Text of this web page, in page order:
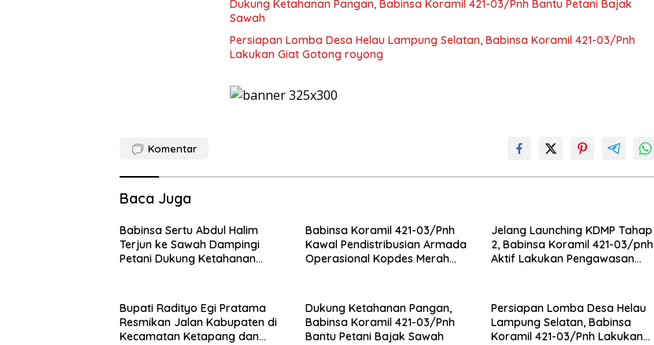
Dukung Ketahanan Pangan, Babinsa Koramil 421-03/Pnh Bantu Petani Bajak
Sawah
Persiapan Lomba Desa Helau Lampung Selatan, Babinsa Koramil 421-03/Pnh
Lakukan Giat Gotong royong
Komentar
Baca Juga
Babinsa Sertu Abdul Halim
Terjun ke Sawah Dampingi
Petani Dukung Ketahanan
Babinsa Koramil 421-03/Pnh
Kawal Pendistribusian Armada
Operasional Kopdes Merah
Jelang Launching KDMP Tahap
2, Babinsa Koramil 421-03/pnh
Aktif Lakukan Pengawasan
Bupati Radityo Egi Pratama
Resmikan Jalan Kabupaten di
Kecamatan Ketapang dan
Dukung Ketahanan Pangan,
Babinsa Koramil 421-03/Pnh
Bantu Petani Bajak Sawah
Persiapan Lomba Desa Helau
Lampung Selatan, Babinsa
Koramil 421-03/Pnh Lakukan